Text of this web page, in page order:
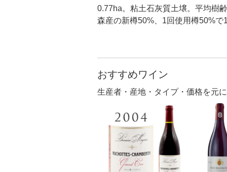
0.77ha。粘土石灰質土壌。平均樹
森産の新樽50%、1回使用樽50%で
おすすめワイン
生産者・産地・タイプ・価格を元